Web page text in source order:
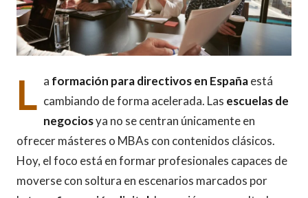
L a formación para directivos en Españaestá
cambiando de forma acelerada. Las escuelas de
negociosya no se centran únicamente en
ofrecer másteres o MBAs con contenidos clásicos.
Hoy, el foco está en formar profesionales capaces de
moverse con soltura en escenarios marcados por